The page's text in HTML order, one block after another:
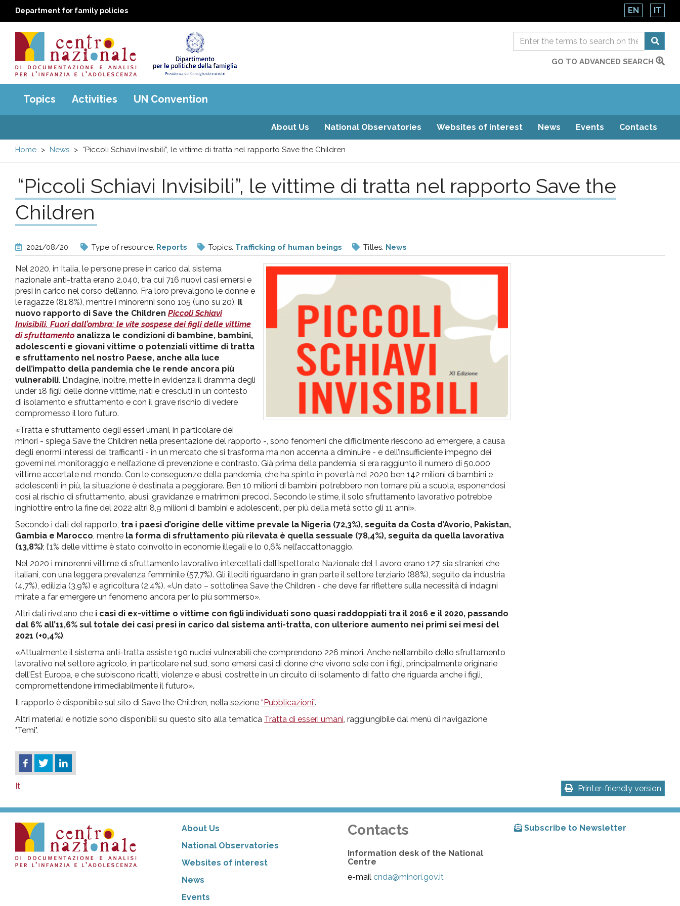
Department for family policies EN IT
Centro
nazionale
di
e
analisi
pr
l'infanzia
e
l'adolescenza
GO TO ADVANCED SEARCH
Main
menu
Topics Activities UN Convention
About Us National Observatories Websites of interest News Events Contacts
Home News “Piccoli Schiavi Invisibili”, le vittime di tratta nel rapporto Save the Children
“Piccoli Schiavi Invisibili”, le vittime di tratta nel rapporto Save the
Children
2021/08/20 Type of resource: Reports Topics: Trafficking of human beings Titles: News
Nel 2020, in Italia, le persone prese in carico dal sistema
nazionale anti-tratta erano 2.040, tra cui 716 nuovi casi emersi e
presi in carico nel corso dell’anno. Fra loro prevalgono le donne e
le ragazze (81,8%), mentre i minorenni sono 105 (uno su 20). Il
nuovo rapporto di Save the Children Piccoli Schiavi
Invisibili. Fuori dall’ombra: le vite sospese dei figli delle vittime
di sfruttamento analizza le condizioni di bambine, bambini,
adolescenti e giovani vittime o potenziali vittime di tratta
e sfruttamento nel nostro Paese, anche alla luce
dell’impatto della pandemia che le rende ancora più
vulnerabili. L’indagine, inoltre, mette in evidenza il dramma degli
under 18 figli delle donne vittime, nati e cresciuti in un contesto
di isolamento e sfruttamento e con il grave rischio di vedere
compromesso il loro futuro.
«Tratta e sfruttamento degli esseri umani, in particolare dei
minori - spiega Save the Children nella presentazione del rapporto -, sono fenomeni che difficilmente riescono ad emergere, a causa
degli enormi interessi dei trafficanti - in un mercato che si trasforma ma non accenna a diminuire - e dell’insufficiente impegno dei
governi nel monitoraggio e nell’azione di prevenzione e contrasto. Già prima della pandemia, si era raggiunto il numero di 50.000
vittime accertate nel mondo. Con le conseguenze della pandemia, che ha spinto in povertà nel 2020 ben 142 milioni di bambini e
adolescenti in più, la situazione è destinata a peggiorare. Ben 10 milioni di bambini potrebbero non tornare più a scuola, esponendosi
così al rischio di sfruttamento, abusi, gravidanze e matrimoni precoci. Secondo le stime, il solo sfruttamento lavorativo potrebbe
inghiottire entro la fine del 2022 altri 8,9 milioni di bambini e adolescenti, per più della metà sotto gli 11 anni».
Secondo i dati del rapporto, tra i paesi d’origine delle vittime prevale la Nigeria (72,3%), seguita da Costa d’Avorio, Pakistan,
Gambia e Marocco , mentre la forma di sfruttamento più rilevata è quella sessuale (78,4%), seguita da quella lavorativa
(13,8%); l’1% delle vittime è stato coinvolto in economie illegali e lo 0,6% nell’accattonaggio.
Nel 2020 i minorenni vittime di sfruttamento lavorativo intercettati dall’Ispettorato Nazionale del Lavoro erano 127, sia stranieri che
italiani, con una leggera prevalenza femminile (57,7%). Gli illeciti riguardano in gran parte il settore terziario (88%), seguito da industria
(4,7%), edilizia (3,9%) e agricoltura (2,4%). «Un dato – sottolinea Save the Children - che deve far riflettere sulla necessità di indagini
mirate a far emergere un fenomeno ancora per lo più sommerso».
Altri dati rivelano che i casi di ex-vittime o vittime con figli individuati sono quasi raddoppiati tra il 2016 e il 2020, passando
dal 6% all’11,6% sul totale dei casi presi in carico dal sistema anti-tratta, con ulteriore aumento nei primi sei mesi del
2021 (+0,4%).
«Attualmente il sistema anti-tratta assiste 190 nuclei vulnerabili che comprendono 226 minori. Anche nell’ambito dello sfruttamento
lavorativo nel settore agricolo, in particolare nel sud, sono emersi casi di donne che vivono sole con i figli, principalmente originarie
dell’Est Europa, e che subiscono ricatti, violenze e abusi, costrette in un circuito di isolamento di fatto che riguarda anche i figli,
compromettendone irrimediabilmente il futuro».
Il rapporto è disponibile sul sito di Save the Children, nella sezione “Pubblicazioni”.
Altri materiali e notizie sono disponibili su questo sito alla tematica Tratta di esseri umani , raggiungibile dal menù di navigazione
"Temi".
Printer-friendly version
It
About Us
National Observatories
Websites of interest
News
Events
Contacts
Information desk of the National
Centre
e-mailcnda@minori.gov.it
Subscribe to Newsletter